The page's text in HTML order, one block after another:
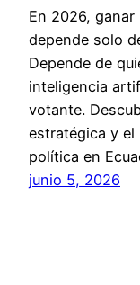
En 2026,
depende solo
Depende de
inteligencia
votante.
estratégica y el
política en
junio 5, 2026